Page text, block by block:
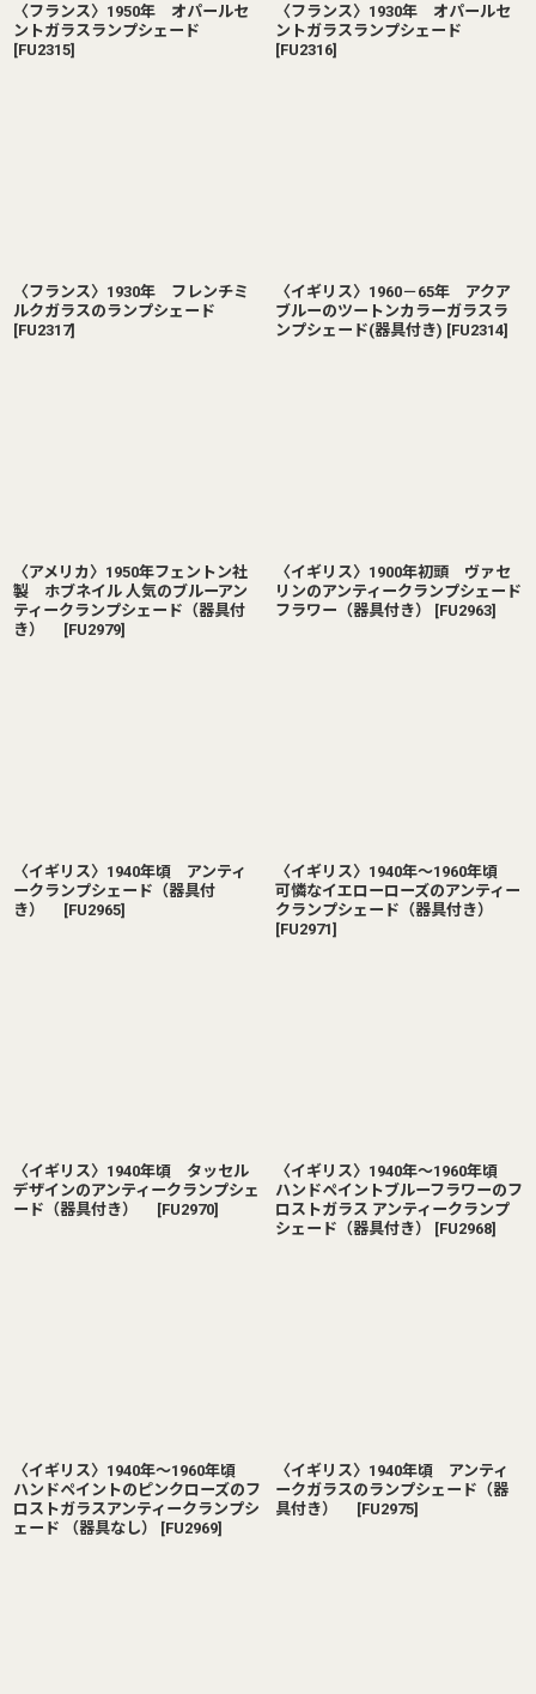
〈フランス〉1950年 オパールセ
ントガラスランプシェード
[FU2315]
〈フランス〉1930年 オパールセ
ントガラスランプシェード
[FU2316]
〈フランス〉1930年 フレンチミ
ルクガラスのランプシェード
[FU2317]
〈イギリス〉1960－65年 アクア
ブルーのツートンカラーガラスラ
ンプシェード(器具付き) [FU2314]
〈アメリカ〉1950年フェントン社
製 ホブネイル 人気のブルーアン
ティークランプシェード（器具付
き）
[FU2979]
〈イギリス〉1900年初頭 ヴァセ
リンのアンティークランプシェード
フラワー（器具付き）
[FU2963]
〈イギリス〉1940年頃 アンティ
ークランプシェード（器具付
き）
[FU2965]
〈イギリス〉1940年〜1960年頃
可憐なイエローローズのアンティー
クランプシェード（器具付き）
[FU2971]
〈イギリス〉1940年頃 タッセル
デザインのアンティークランプシェ
ード（器具付き）
[FU2970]
〈イギリス〉1940年〜1960年頃
ハンドペイントブルーフラワーのフ
ロストガラス アンティークランプ
シェード（器具付き）
[FU2968]
〈イギリス〉1940年〜1960年頃
ハンドペイントのピンクローズのフ
ロストガラスアンティークランプシ
ェード （器具なし）
[FU2969]
〈イギリス〉1940年頃 アンティ
ークガラスのランプシェード（器
具付き）
[FU2975]